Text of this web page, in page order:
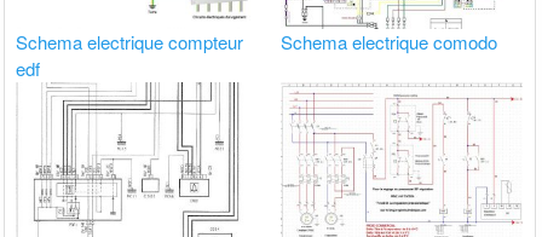
Schema electrique compteur
edf
Schema electrique comodo